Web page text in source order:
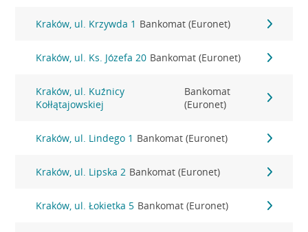
Kraków, ul. Krzywda 1 Bankomat (Euronet)
Kraków, ul. Ks. Józefa 20 Bankomat (Euronet)
Kraków, ul. Kuźnicy
Kołłątajowskiej
Bankomat
(Euronet)
Kraków, ul. Lindego 1 Bankomat (Euronet)
Kraków, ul. Lipska 2 Bankomat (Euronet)
Kraków, ul. Łokietka 5 Bankomat (Euronet)